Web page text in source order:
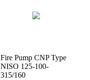
Fire Pump CNP Type
NISO 125-100-
315/160